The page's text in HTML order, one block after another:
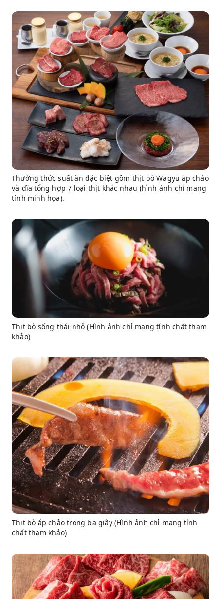
Thưởng thức suất ăn đặc biệt gồm thịt bò Wagyu áp chảo
và đĩa tổng hợp 7 loại thịt khác nhau (hình ảnh chỉ mang
tính minh họa).
Thịt bò sống thái nhỏ (Hình ảnh chỉ mang tính chất tham
khảo)
Thịt bò áp chảo trong ba giây (Hình ảnh chỉ mang tính
chất tham khảo)